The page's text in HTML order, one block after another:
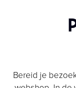
Bereid je